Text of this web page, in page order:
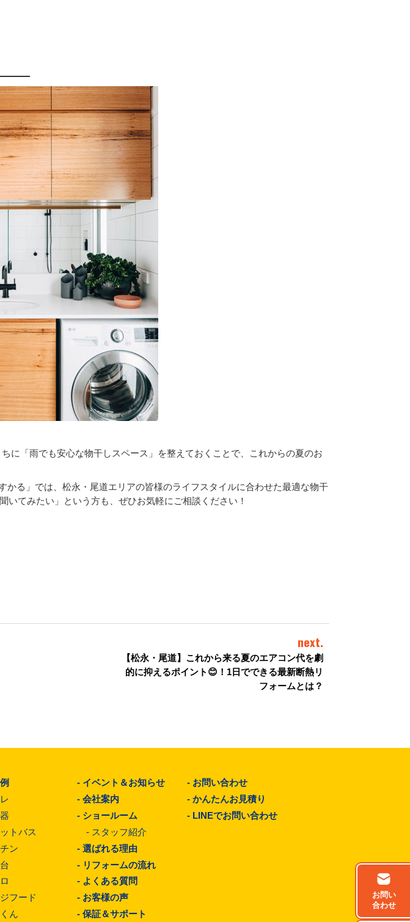
に「雨でも安心な物干しスペース」を整えておくことで、これからの夏のお
かる」では、松永・尾道エリアの皆様のライフスタイルに合わせた最適な物干
てみたい」という方も、ぜひお気軽にご相談ください！
next.
【松永・尾道】これから来る夏のエアコン代を劇
的に抑えるポイント😊！1日でできる最新断熱リ
フォームとは？
トバス
ン
フード
ん
- イベント＆お知らせ
-会社案内
- ショールーム
- スタッフ紹介
-選ばれる理由
- リフォームの流れ
- よくある質問
- お客様の声
-保証＆サポート
- お問い合わせ
-かんたんお見積り
- LINEでお問い合わせ
お問い
合わせ